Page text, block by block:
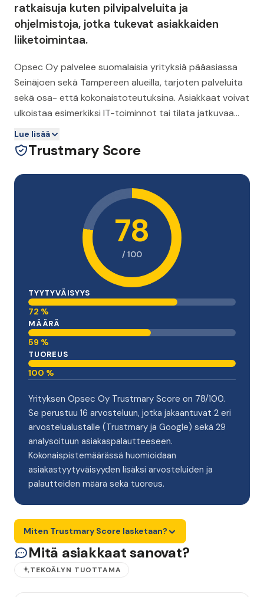
ratkaisuja kuten pilvipalveluita ja
ohjelmistoja, jotka tukevat asiakkaiden
liiketoimintaa.
Opsec Oy palvelee suomalaisia yrityksiä pääasiassa
Seinäjoen sekä Tampereen alueilla, tarjoten palveluita
sekä osa- että kokonaistoteutuksina. Asiakkaat voivat
ulkoistaa esimerkiksi IT-toiminnot tai tilata jatkuvaa
tietosuojan koordinointia ja tukea, mikä toteutetaan
yhteistyönä etäyhteyksin ja sopimuksen mukaisilla
palveluilla.
Lue lisää
Trustmary Score
78
/ 100
TYYTYVÄISYYS
72 %
MÄÄRÄ
59 %
TUOREUS
100 %
Yrityksen Opsec Oy Trustmary Score on 78/100.
Se perustuu 16 arvosteluun, jotka jakaantuvat 2 eri
arvostelualustalle (Trustmary ja Google) sekä 29
analysoituun asiakaspalautteeseen.
Kokonaispistemäärässä huomioidaan
asiakastyytyväisyyden lisäksi arvosteluiden ja
palautteiden määrä sekä tuoreus.
Miten Trustmary Score lasketaan?
Mitä asiakkaat sanovat?
TEKOÄLYN TUOTTAMA